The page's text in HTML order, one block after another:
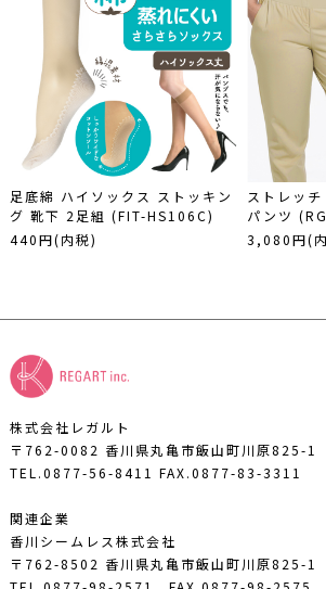
足底綿 ハイソックス ストッキン
グ 靴下 2足組 (FIT-HS106C)
440円(内税)
ストレッ
パンツ
3,080円(
株式会社レガルト
〒762-0082 香川県丸亀市飯山町川原825-1
TEL.0877-56-8411 FAX.0877-83-3311
関連企業
香川シームレス株式会社
〒762-8502 香川県丸亀市飯山町川原825-1